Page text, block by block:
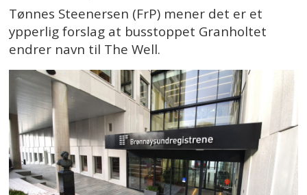
Tønnes Steenersen (FrP) mener det er et
ypperlig forslag at busstoppet Granholtet
endrer navn til The Well.